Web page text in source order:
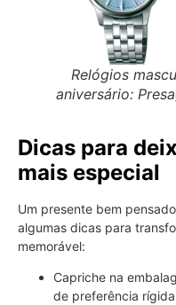
Relógios
aniversário:
Dicas para
mais especial
Um presente bem
algumas dicas para
memorável:
Capriche na
de preferência